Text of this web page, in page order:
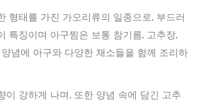
형태를 가진 가오리류의 일종으로, 부드러
특징이며 아구찜은 보통 참기름, 고추장,
념에 아구와 다양한 채소들을 함께 조리하
이 강하게 나며, 또한 양념 속에 담긴 고추